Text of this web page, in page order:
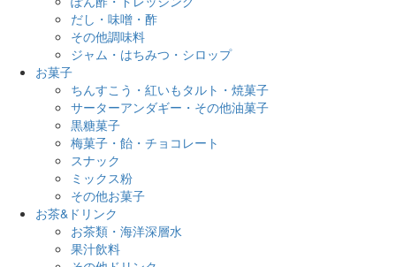
だし・味噌・酢
その他調味料
ジャム・はちみつ・シロップ
お菓子
ちんすこう・紅いもタルト・焼菓子
サーターアンダギー・その他油菓子
黒糖菓子
梅菓子・飴・チョコレート
スナック
ミックス粉
その他お菓子
お茶&ドリンク
お茶類・海洋深層水
果汁飲料